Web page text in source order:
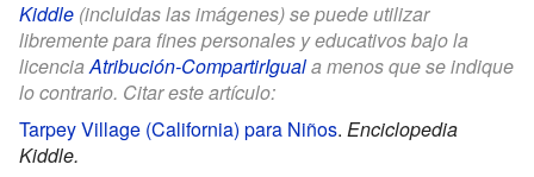
Kiddle (incluidas las imágenes) se puede utilizar
libremente para fines personales y educativos bajo la
licenciaAtribución-CompartirIguala menos que se indique
lo contrario. Citar este artículo:
Tarpey Village (California) para Niños. Enciclopedia
Kiddle.